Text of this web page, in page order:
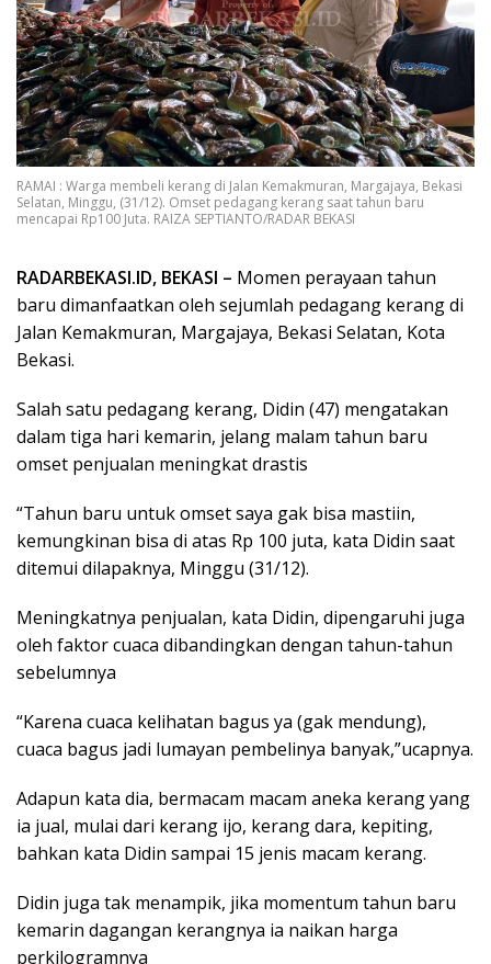
RAMAI : Warga membeli kerang di Jalan Kemakmuran, Margajaya, Bekasi
Selatan, Minggu, (31/12). Omset pedagang kerang saat tahun baru
mencapai Rp100 Juta. RAIZA SEPTIANTO/RADAR BEKASI
RADARBEKASI.ID, BEKASI – Momen perayaan tahun
baru dimanfaatkan oleh sejumlah pedagang kerang di
Jalan Kemakmuran, Margajaya, Bekasi Selatan, Kota
Bekasi.
Salah satu pedagang kerang, Didin (47) mengatakan
dalam tiga hari kemarin, jelang malam tahun baru
omset penjualan meningkat drastis
“Tahun baru untuk omset saya gak bisa mastiin,
kemungkinan bisa di atas Rp 100 juta, kata Didin saat
ditemui dilapaknya, Minggu (31/12).
Meningkatnya penjualan, kata Didin, dipengaruhi juga
oleh faktor cuaca dibandingkan dengan tahun-tahun
sebelumnya
“Karena cuaca kelihatan bagus ya (gak mendung),
cuaca bagus jadi lumayan pembelinya banyak,”ucapnya.
Adapun kata dia, bermacam macam aneka kerang yang
ia jual, mulai dari kerang ijo, kerang dara, kepiting,
bahkan kata Didin sampai 15 jenis macam kerang.
Didin juga tak menampik, jika momentum tahun baru
kemarin dagangan kerangnya ia naikan harga
perkilogramnya